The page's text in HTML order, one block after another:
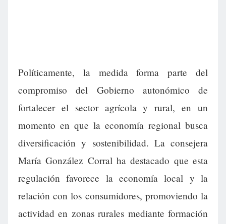
Políticamente, la medida forma parte del
compromiso del Gobierno autonómico de
fortalecer el sector agrícola y rural, en un
momento en que la economía regional busca
diversificación y sostenibilidad. La consejera
María González Corral ha destacado que esta
regulación favorece la economía local y la
relación con los consumidores, promoviendo la
actividad en zonas rurales mediante formación